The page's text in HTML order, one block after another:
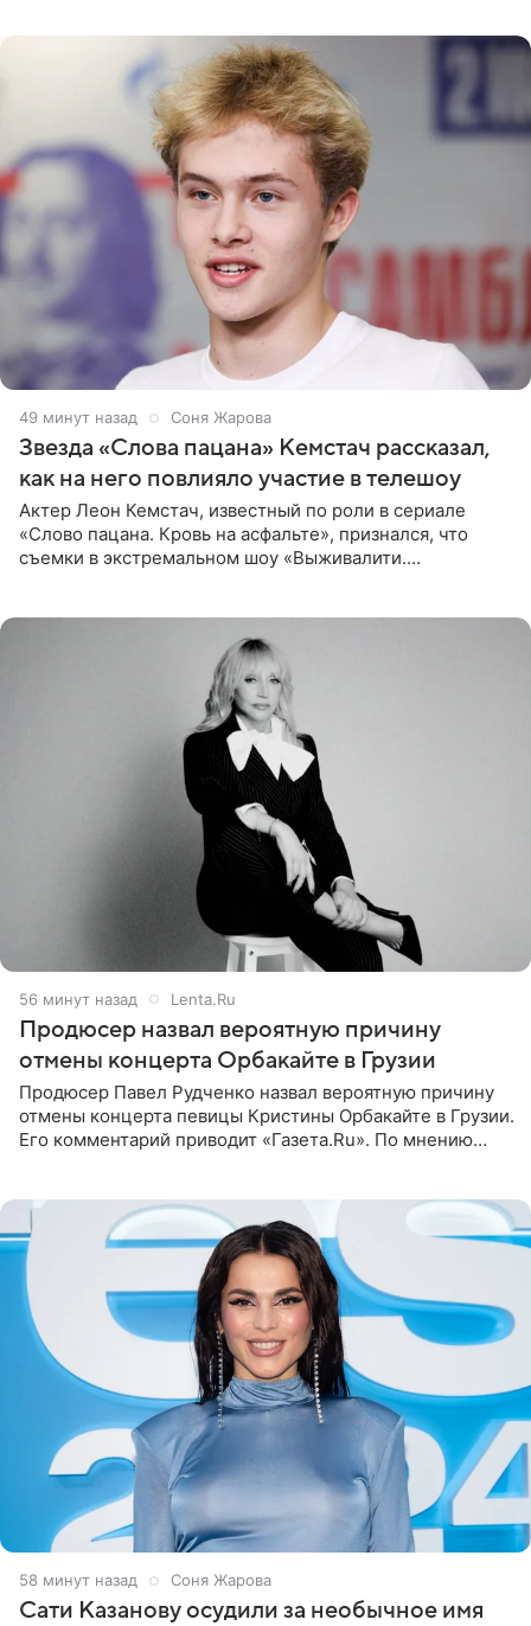
49 минут назад Соня Жарова
Звезда «Слова пацана» Кемстач рассказал,
как на него повлияло участие в телешоу
Актер Леон Кемстач, известный по роли в сериале
«Слово пацана. Кровь на асфальте», признался, что
съемки в экстремальном шоу «Выживалити.
56 минут назад Lenta.Ru
Продюсер назвал вероятную причину
отмены концерта Орбакайте в Грузии
Продюсер Павел Рудченко назвал вероятную причину
отмены концерта певицы Кристины Орбакайте в Грузии.
Его комментарий приводит «Газета.Ru». По мнению
58 минут назад Соня Жарова
Сати Казанову осудили за необычное имя